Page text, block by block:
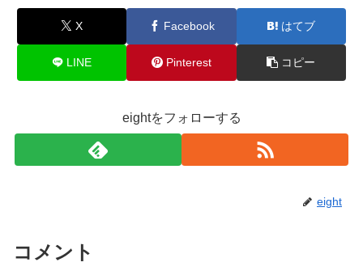
X Facebook はてブ
LINE Pinterest コピー
eightをフォローする
eight
コメント